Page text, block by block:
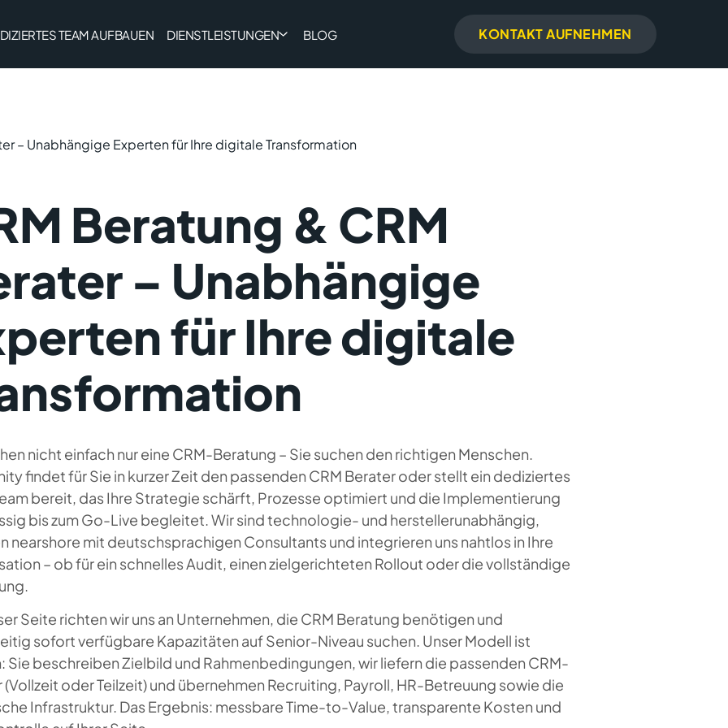
TEAM AUFBAUEN DIENSTLEISTUNGEN BLOG KONTAKT AUFNEHMEN
– Unabhängige Experten für Ihre digitale Transformation
Beratung & CRM
– Unabhängige
für Ihre digitale
nicht einfach nur eine CRM-Beratung – Sie suchen den richtigen Menschen.
findet für Sie in kurzer Zeit den passenden CRM Berater oder stellt ein dediziertes
bereit, das Ihre Strategie schärft, Prozesse optimiert und die Implementierung
bis zum Go-Live begleitet. Wir sind technologie- und herstellerunabhängig,
nearshore mit deutschsprachigen Consultants und integrieren uns nahtlos in Ihre
– ob für ein schnelles Audit, einen zielgerichteten Rollout oder die vollständige
Seite richten wir uns an Unternehmen, die CRM Beratung benötigen und
sofort verfügbare Kapazitäten auf Senior-Niveau suchen. Unser Modell ist
Sie beschreiben Zielbild und Rahmenbedingungen, wir liefern die passenden CRM-
(Vollzeit oder Teilzeit) und übernehmen Recruiting, Payroll, HR-Betreuung sowie die
Infrastruktur. Das Ergebnis: messbare Time-to-Value, transparente Kosten und